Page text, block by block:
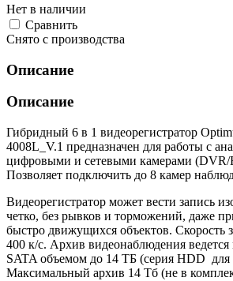
Нет в наличии
Cравнить
Снято с производства
Описание
Описание
Гибридный 6 в 1 видеорегистратор
4008L_V.1 предназначен для работы с
цифровыми и сетевыми камерами
Позволяет подключить до 8 камер
Видеорегистратор может вести запись
четко, без рывков и торможений, даже
быстро движущихся объектов. Скорость
400 к/с. Архив видеонаблюдения
SATA объемом до 14 ТБ (серия HDD для
Максимальный архив 14 Tб (не в